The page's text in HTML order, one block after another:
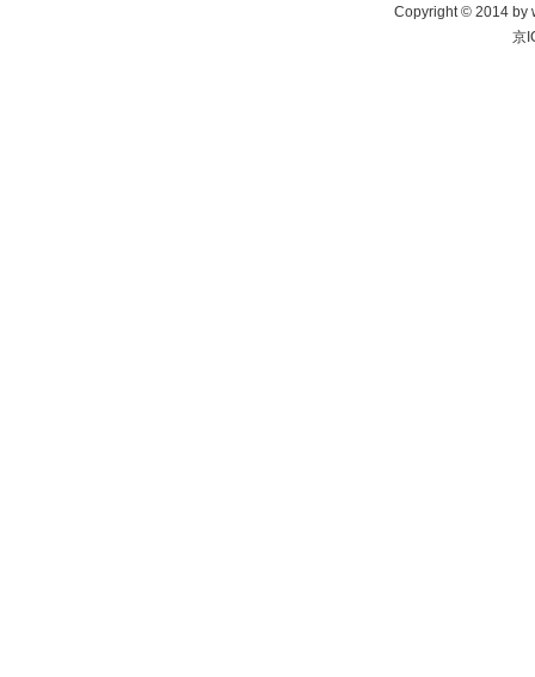
Copyright © 2014 by
京